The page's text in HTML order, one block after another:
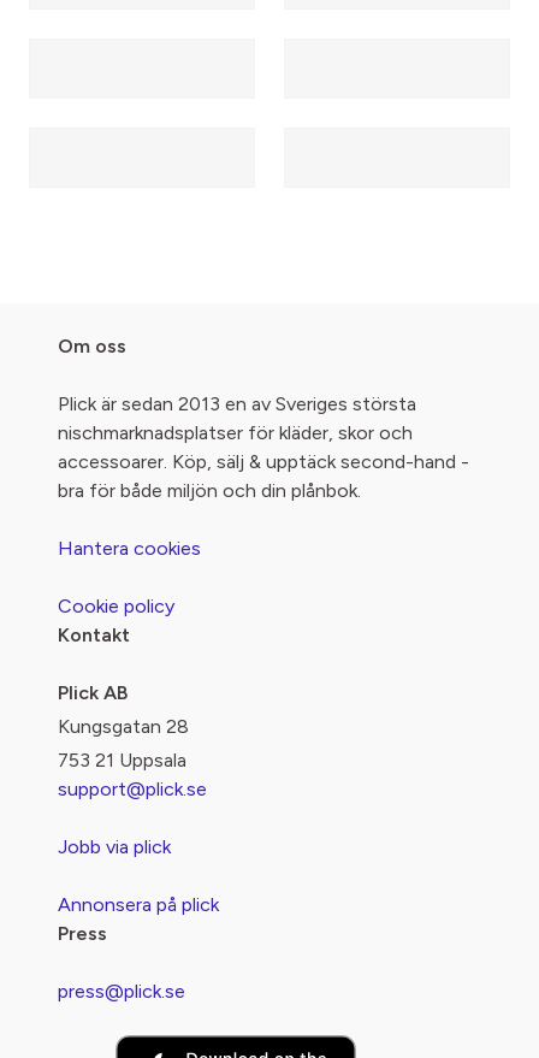
Om oss
Plick är sedan 2013 en av Sveriges största
nischmarknadsplatser för kläder, skor och
accessoarer. Köp, sälj & upptäck second-hand -
bra för både miljön och din plånbok.
Hantera cookies
Cookie policy
Kontakt
Plick AB
Kungsgatan 28
753 21 Uppsala
support@plick.se
Jobb via plick
Annonsera på plick
Press
press@plick.se